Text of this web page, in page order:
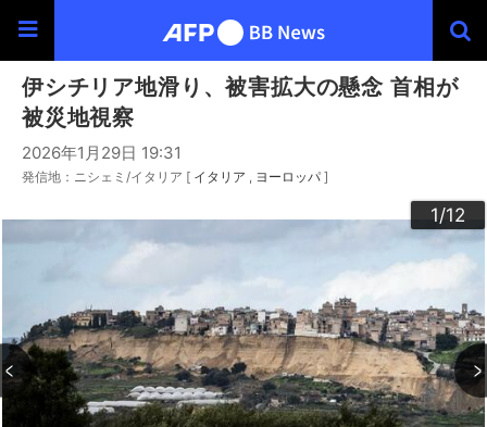
伊シチリア地滑り、被害拡大の懸念 首相が
被災地視察
2026年1月29日 19:31
発信地：ニシェミ/イタリア [ イタリア ヨーロッパ ]
1/12
2/12
3/12
4/12
5/12
6/12
7/12
8/12
9/12
10/12
11/12
12/12